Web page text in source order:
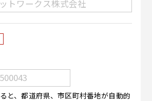
と、都道府県、市区町村番地が自動的